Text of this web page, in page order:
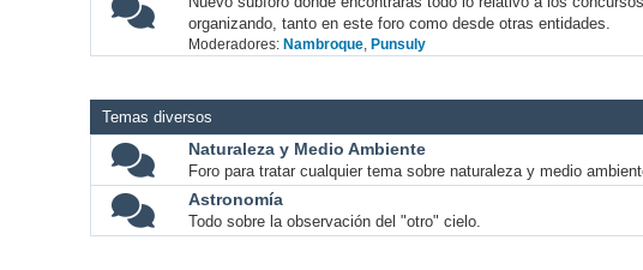
organizando, tanto en este foro como desde otras entidades.
Moderadores: Nambroque, Punsuly
Temas diversos
Naturaleza y Medio Ambiente
Foro para tratar cualquier tema sobre naturaleza y medio
Astronomía
Todo sobre la observación del "otro" cielo.